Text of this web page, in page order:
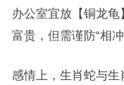
办公室宜放【铜龙
富贵，但需谨防“相
感情上，生肖蛇与